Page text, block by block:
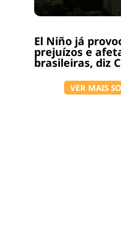
El Niño já
prejuízos e
brasileiras, diz
VER MAIS